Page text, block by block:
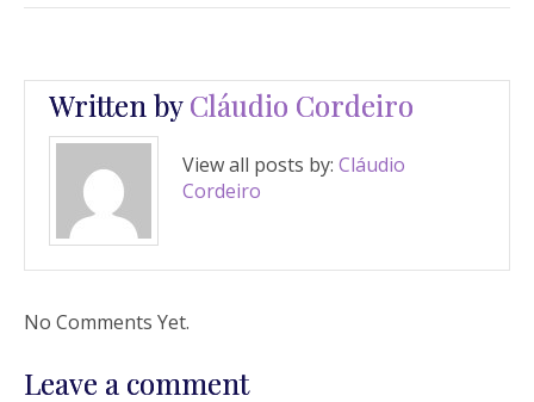
Written byCláudio Cordeiro
View all posts by: Cláudio
Cordeiro
No Comments Yet.
Leave a comment